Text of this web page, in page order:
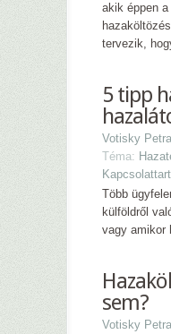
akik éppen
tervezik,
5 tipp
Votisky Petra
Téma:
Több
külföldről
vagy amikor
sem?
Votisky Petra